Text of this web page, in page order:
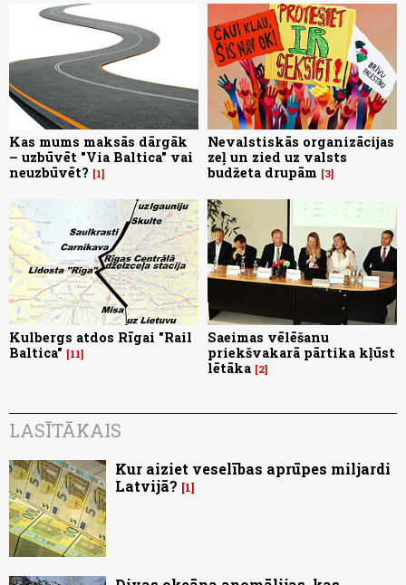
Kas mums maksās dārgāk
– uzbūvēt "Via Baltica" vai
neuzbūvēt?
1
Nevalstiskās organizācijas
zeļ un zied uz valsts
budžeta drupām
3
Kulbergs atdos Rīgai "Rail
Baltica"
11
Saeimas vēlēšanu
priekšvakarā pārtika kļūst
lētāka 2
LASĪTĀKAIS
Kur aiziet veselības aprūpes miljardi
Latvijā?
1